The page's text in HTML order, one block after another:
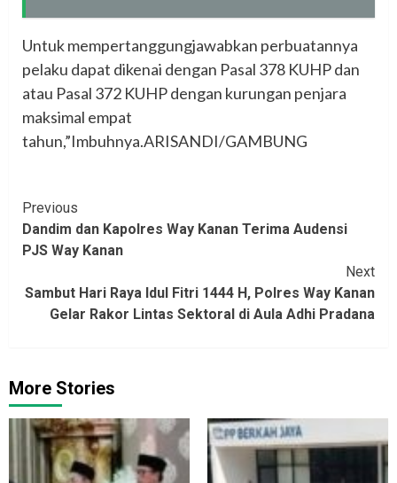
Untuk mempertanggungjawabkan perbuatannya
pelaku dapat dikenai dengan Pasal 378 KUHP dan
atau Pasal 372 KUHP dengan kurungan penjara
maksimal empat
tahun,”Imbuhnya.ARISANDI/GAMBUNG
Continue
Reading
Previous
Dandim dan Kapolres Way Kanan Terima Audensi
PJS Way Kanan
Next
Sambut Hari Raya Idul Fitri 1444 H, Polres Way Kanan
Gelar Rakor Lintas Sektoral di Aula Adhi Pradana
More Stories